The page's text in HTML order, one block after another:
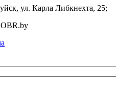
ул. Карла Либкнехта, 25;